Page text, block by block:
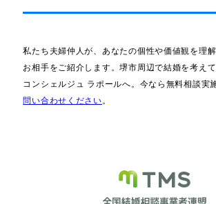
私たち夫婦仲人が、あなたの個性や価値観を理
お相手をご紹介します。堺市周辺で結婚を考え
コンシェルジュ ラポールへ。今なら無料相談実
問い合わせください。